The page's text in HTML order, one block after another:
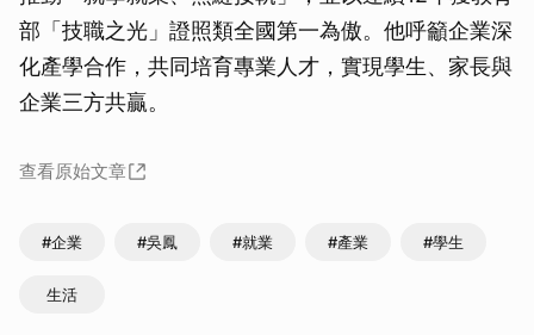
部「技職之光」證照類全國第一為傲。他呼籲企業深
化產學合作，共同培育專業人才，實現學生、家長與
企業三方共贏。
查看原始文章
#企業 #吳鳳 #就業 #產業 #學生
生活